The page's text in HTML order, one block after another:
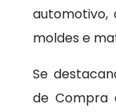
automotivo,
moldes e
Se
de Compra